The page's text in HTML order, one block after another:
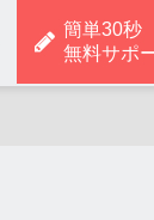
簡単30秒
無料サポ